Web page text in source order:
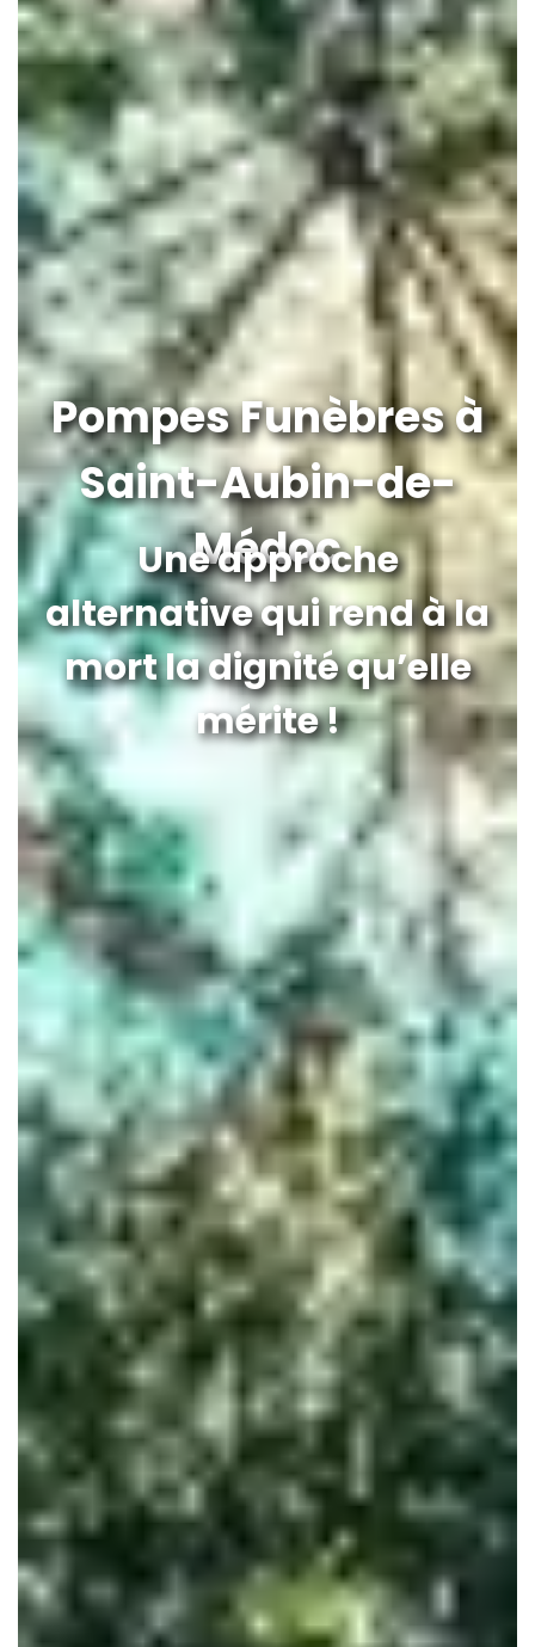
Pompes Funèbres à
Saint-Aubin-de-
Médoc
Une approche
alternative qui rend à la
mort la dignité qu’elle
mérite !